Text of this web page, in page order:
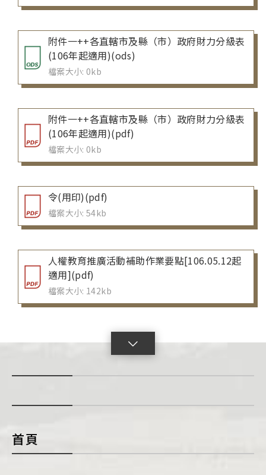
附件一++各直轄市及縣（市）政府財力分級表
(106年起適用)(ods)
檔案大小: 0kb
附件一++各直轄市及縣（市）政府財力分級表
(106年起適用)(pdf)
檔案大小: 0kb
令(用印)(pdf)
檔案大小: 54kb
人權教育推廣活動補助作業要點[106.05.12起
適用](pdf)
檔案大小: 142kb
首頁